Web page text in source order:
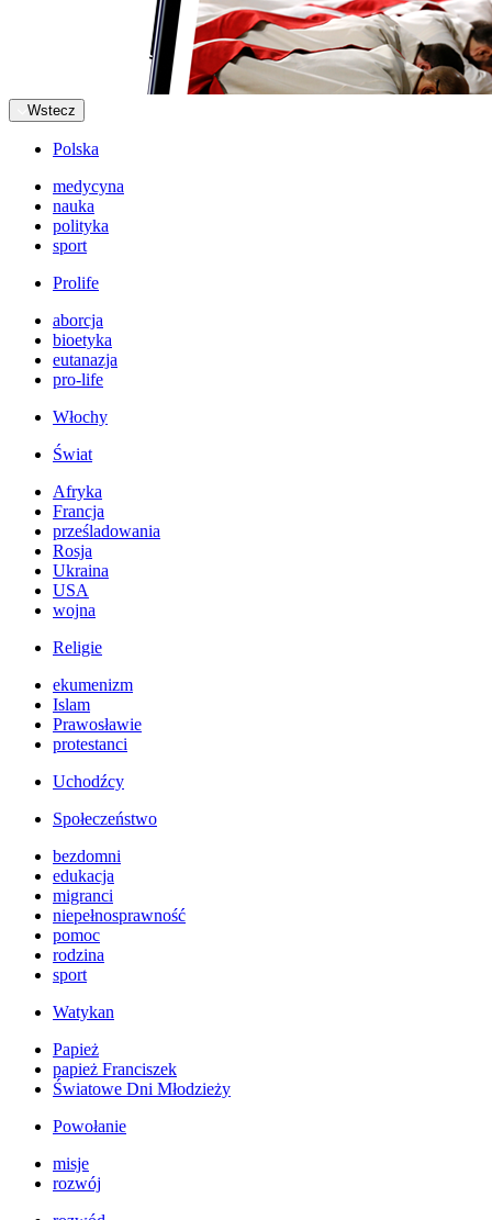
Wstecz
Polska
medycyna
nauka
polityka
sport
Prolife
aborcja
bioetyka
eutanazja
pro-life
Włochy
Świat
Afryka
Francja
prześladowania
Rosja
Ukraina
USA
wojna
Religie
ekumenizm
Islam
Prawosławie
protestanci
Uchodźcy
Społeczeństwo
bezdomni
edukacja
migranci
niepełnosprawność
pomoc
rodzina
sport
Watykan
Papież
papież Franciszek
Światowe Dni Młodzieży
Powołanie
misje
rozwój